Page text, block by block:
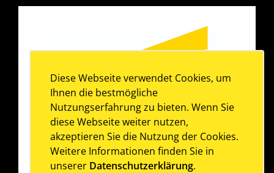
Diese Webseite verwendet Cookies, um
Ihnen die bestmögliche
Nutzungserfahrung zu bieten. Wenn Sie
diese Webseite weiter nutzen,
akzeptieren Sie die Nutzung der Cookies.
Weitere Informationen finden Sie in
unserer Datenschutzerklärung.